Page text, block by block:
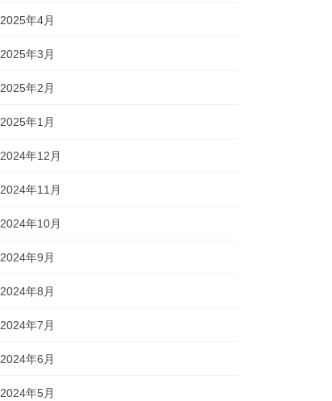
2025年4月
2025年3月
2025年2月
2025年1月
2024年12月
2024年11月
2024年10月
2024年9月
2024年8月
2024年7月
2024年6月
2024年5月